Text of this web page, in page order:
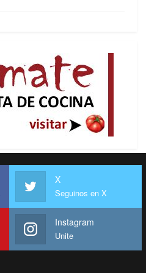
en condiciones
de la
e historias de la
de cárceles secretas,
del regreso del nazismo
ésto en nombre del
no recordar, no
al eterno Bertold Brecht
será tarde. Lo que
hermanos nos lo harán
X
Seguinos en X
Instagram
Unite